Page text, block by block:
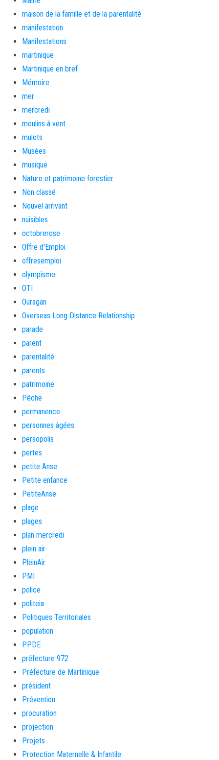
maison de la famille et de la parentalité
manifestation
Manifestations
martinique
Martinique en bref
Mémoire
mer
mercredi
moulins à vent
mulots
Musées
musique
Nature et patrimoine forestier
Non classé
Nouvel arrivant
nuisibles
octobrerose
Offre d'Emploi
offresemploi
olympisme
OTI
Ouragan
Overseas Long Distance Relationship
parade
parent
parentalité
parents
patrimoine
Pêche
permanence
personnes âgées
persopolis
pertes
petite Anse
Petite enfance
PetiteAnse
plage
plages
plan mercredi
plein air
PleinAir
PMI
police
politeia
Politiques Territoriales
population
PPDE
préfecture 972
Préfecture de Martinique
président
Prévention
procuration
projection
Projets
Protection Maternelle & Infantile